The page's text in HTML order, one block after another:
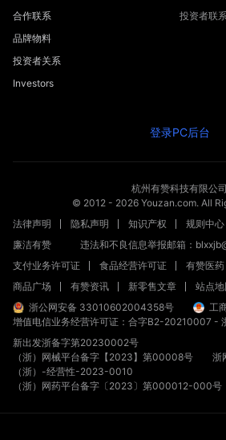
合作联系
品牌物料
投资者关系
Investors
投资者联
登录PC后台
杭州有赞科技有限公司
© 2012 - 2026Youzan.com. All
法律声明
隐私声明 知识产权 规则中心
廉洁有赞
违法和不良信息举报邮箱：
支付业务许可证
食品经营许可证 有赞医药
商品广场
有赞资讯 新零售文章 站点地
浙公网安备 33010602004358号
工
增值电信业务经营许可证：合字B2-20210007 -
新出发浙备字第20230002号
（浙）网械平台备字【2023】第00008号
浙
（浙）-经营性-2023-0010
（浙）网药平台备字〔2023〕第000012-000号